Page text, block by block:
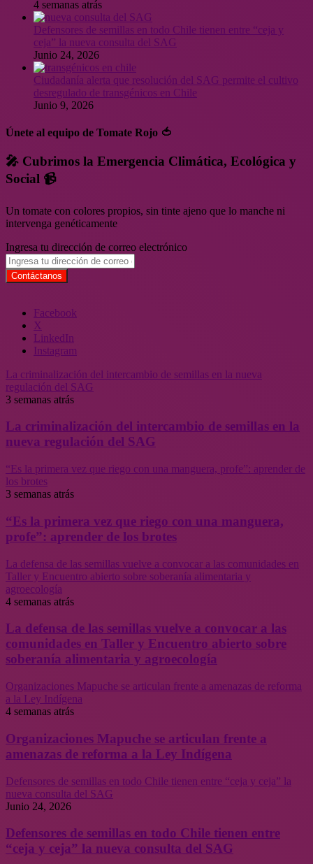
4 semanas atrás
Defensores de semillas en todo Chile tienen entre “ceja y
ceja” la nueva consulta del SAG
Junio 24, 2026
Ciudadanía alerta que resolución del SAG permite el cultivo
desregulado de transgénicos en Chile
Junio 9, 2026
Únete al equipo de Tomate Rojo 🍅
🎤 Cubrimos la Emergencia Climática, Ecológica y
Social 📹
Un tomate con colores propios, sin tinte ajeno que lo manche ni
intervenga genéticamente
Ingresa tu dirección de correo electrónico
Facebook
X
LinkedIn
Instagram
La criminalización del intercambio de semillas en la nueva
regulación del SAG
3 semanas atrás
La criminalización del intercambio de semillas en la
nueva regulación del SAG
“Es la primera vez que riego con una manguera, profe”: aprender de
los brotes
3 semanas atrás
“Es la primera vez que riego con una manguera,
profe”: aprender de los brotes
La defensa de las semillas vuelve a convocar a las comunidades en
Taller y Encuentro abierto sobre soberanía alimentaria y
agroecología
4 semanas atrás
La defensa de las semillas vuelve a convocar a las
comunidades en Taller y Encuentro abierto sobre
soberanía alimentaria y agroecología
Organizaciones Mapuche se articulan frente a amenazas de reforma
a la Ley Indígena
4 semanas atrás
Organizaciones Mapuche se articulan frente a
amenazas de reforma a la Ley Indígena
Defensores de semillas en todo Chile tienen entre “ceja y ceja” la
nueva consulta del SAG
Junio 24, 2026
Defensores de semillas en todo Chile tienen entre
“ceja y ceja” la nueva consulta del SAG